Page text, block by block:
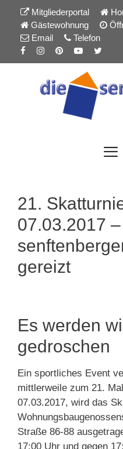
springen
Inhalt
springen
Mitgliederportal
Gästewohnung
Email
Telefon
21.
07.03.2017
gereizt
Es werden
gedroschen
Ein sportliches Event
mittlerweile zum 21.
07.03.2017, wird das
Straße 86-88
17:00 Uhr und gegen